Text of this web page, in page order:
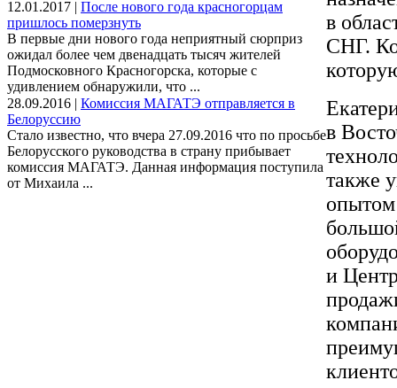
12.01.2017 | После нового года красногорцам
пришлось померзнуть
В первые дни нового года неприятный сюрприз
ожидал более чем двенадцать тысяч жителей
Подмосковного Красногорска, которые с
удивлением обнаружили, что ...
28.09.2016 | Комиссия МАГАТЭ отправляется в
Белоруссию
Стало известно, что вчера 27.09.2016 что по просьбе
Белорусского руководства в страну прибывает
комиссия МАГАТЭ. Данная информация поступила
от Михаила ...
в
СНГ.
в
также
опытом
и